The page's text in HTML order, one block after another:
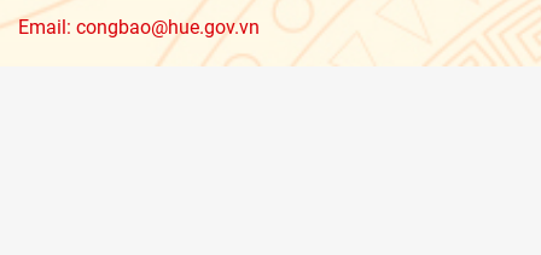
Email: congbao@hue.gov.vn